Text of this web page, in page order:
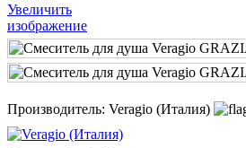
Увеличить
изображение
Производитель: Veragio (Италия)